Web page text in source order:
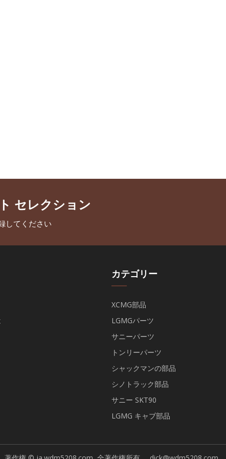
セレクション
してください
カテゴリー
XCMG部品
LGMGパーツ
サニーパーツ
トンリーパーツ
シャックマンの部品
シノトラック部品
サニー SKT90
LGMG キャブ部品